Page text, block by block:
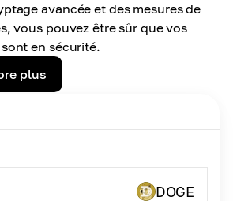
avancée et des mesures de
vous pouvez être sûr que vos
en sécurité.
plus
DOGE